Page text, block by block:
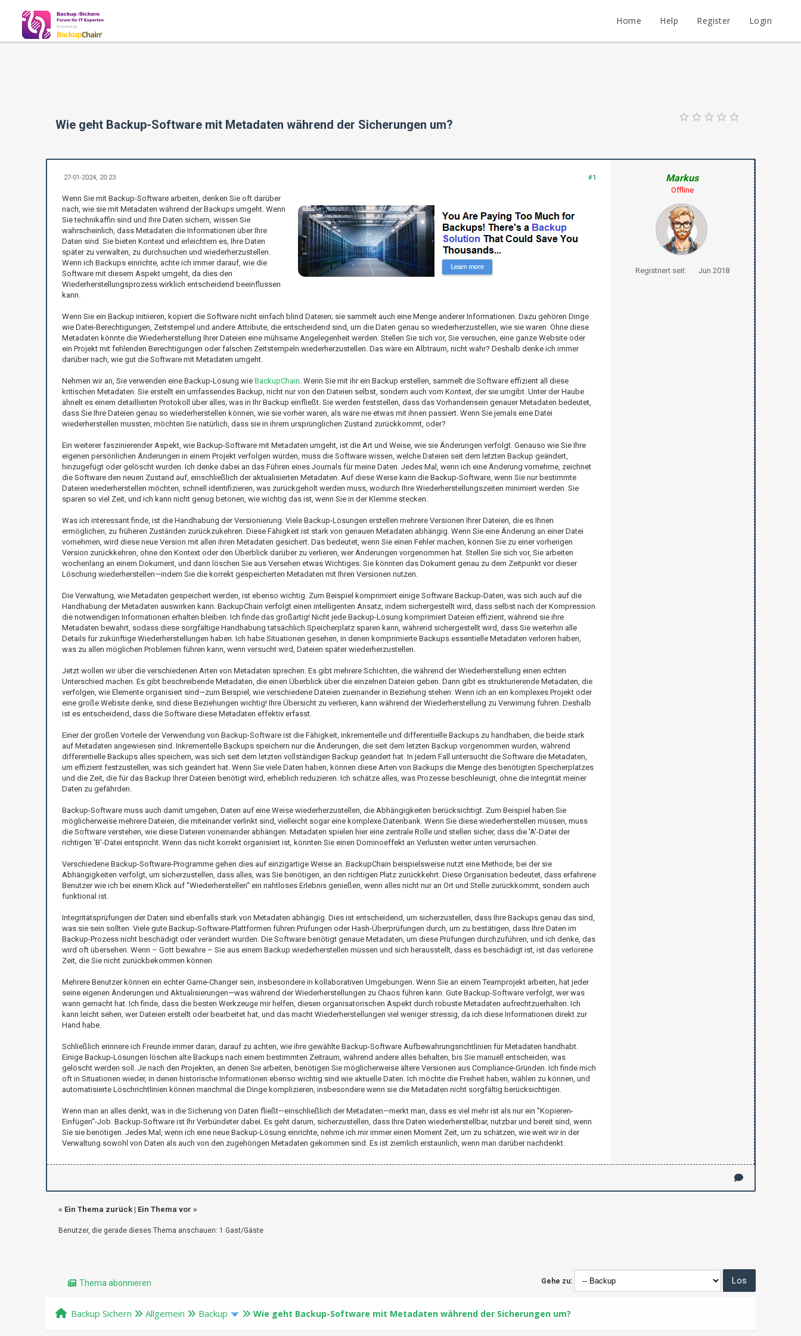
Home Help Register Login
Wie geht Backup-Software mit Metadaten während der Sicherungen um?
#1
27-01-2024, 20:23
Wenn Sie mit Backup-Software arbeiten, denken Sie oft darüber
nach, wie sie mit Metadaten während der Backups umgeht. Wenn
Sie technikaffin sind und Ihre Daten sichern, wissen Sie
wahrscheinlich, dass Metadaten die Informationen über Ihre
Daten sind. Sie bieten Kontext und erleichtern es, Ihre Daten
später zu verwalten, zu durchsuchen und wiederherzustellen.
Wenn ich Backups einrichte, achte ich immer darauf, wie die
Software mit diesem Aspekt umgeht, da dies den
Wiederherstellungsprozess wirklich entscheidend beeinflussen
kann.
Wenn Sie ein Backup initiieren, kopiert die Software nicht einfach blind Dateien; sie sammelt auch eine Menge anderer Informationen. Dazu gehören Dinge
wie Datei-Berechtigungen, Zeitstempel und andere Attribute, die entscheidend sind, um die Daten genau so wiederherzustellen, wie sie waren. Ohne diese
Metadaten könnte die Wiederherstellung Ihrer Dateien eine mühsame Angelegenheit werden. Stellen Sie sich vor, Sie versuchen, eine ganze Website oder
ein Projekt mit fehlenden Berechtigungen oder falschen Zeitstempeln wiederherzustellen. Das wäre ein Albtraum, nicht wahr? Deshalb denke ich immer
darüber nach, wie gut die Software mit Metadaten umgeht.
Nehmen wir an, Sie verwenden eine Backup-Lösung wie BackupChain . Wenn Sie mit ihr ein Backup erstellen, sammelt die Software effizient all diese
kritischen Metadaten. Sie erstellt ein umfassendes Backup, nicht nur von den Dateien selbst, sondern auch vom Kontext, der sie umgibt. Unter der Haube
ähnelt es einem detaillierten Protokoll über alles, was in Ihr Backup einfließt. Sie werden feststellen, dass das Vorhandensein genauer Metadaten bedeutet,
dass Sie Ihre Dateien genau so wiederherstellen können, wie sie vorher waren, als wäre nie etwas mit ihnen passiert. Wenn Sie jemals eine Datei
wiederherstellen mussten, möchten Sie natürlich, dass sie in ihrem ursprünglichen Zustand zurückkommt, oder?
Ein weiterer faszinierender Aspekt, wie Backup-Software mit Metadaten umgeht, ist die Art und Weise, wie sie Änderungen verfolgt. Genauso wie Sie Ihre
eigenen persönlichen Änderungen in einem Projekt verfolgen würden, muss die Software wissen, welche Dateien seit dem letzten Backup geändert,
hinzugefügt oder gelöscht wurden. Ich denke dabei an das Führen eines Journals für meine Daten. Jedes Mal, wenn ich eine Änderung vornehme, zeichnet
die Software den neuen Zustand auf, einschließlich der aktualisierten Metadaten. Auf diese Weise kann die Backup-Software, wenn Sie nur bestimmte
Dateien wiederherstellen möchten, schnell identifizieren, was zurückgeholt werden muss, wodurch Ihre Wiederherstellungszeiten minimiert werden. Sie
sparen so viel Zeit, und ich kann nicht genug betonen, wie wichtig das ist, wenn Sie in der Klemme stecken.
Was ich interessant finde, ist die Handhabung der Versionierung. Viele Backup-Lösungen erstellen mehrere Versionen Ihrer Dateien, die es Ihnen
ermöglichen, zu früheren Zuständen zurückzukehren. Diese Fähigkeit ist stark von genauen Metadaten abhängig. Wenn Sie eine Änderung an einer Datei
vornehmen, wird diese neue Version mit allen ihren Metadaten gesichert. Das bedeutet, wenn Sie einen Fehler machen, können Sie zu einer vorherigen
Version zurückkehren, ohne den Kontext oder den Überblick darüber zu verlieren, wer Änderungen vorgenommen hat. Stellen Sie sich vor, Sie arbeiten
wochenlang an einem Dokument, und dann löschen Sie aus Versehen etwas Wichtiges. Sie könnten das Dokument genau zu dem Zeitpunkt vor dieser
Löschung wiederherstellen—indem Sie die korrekt gespeicherten Metadaten mit Ihren Versionen nutzen.
Die Verwaltung, wie Metadaten gespeichert werden, ist ebenso wichtig. Zum Beispiel komprimiert einige Software Backup-Daten, was sich auch auf die
Handhabung der Metadaten auswirken kann. BackupChain verfolgt einen intelligenten Ansatz, indem sichergestellt wird, dass selbst nach der Kompression
die notwendigen Informationen erhalten bleiben. Ich finde das großartig! Nicht jede Backup-Lösung komprimiert Dateien effizient, während sie ihre
Metadaten bewahrt, sodass diese sorgfältige Handhabung tatsächlich Speicherplatz sparen kann, während sichergestellt wird, dass Sie weiterhin alle
Details für zukünftige Wiederherstellungen haben. Ich habe Situationen gesehen, in denen komprimierte Backups essentielle Metadaten verloren haben,
was zu allen möglichen Problemen führen kann, wenn versucht wird, Dateien später wiederherzustellen.
Jetzt wollen wir über die verschiedenen Arten von Metadaten sprechen. Es gibt mehrere Schichten, die während der Wiederherstellung einen echten
Unterschied machen. Es gibt beschreibende Metadaten, die einen Überblick über die einzelnen Dateien geben. Dann gibt es strukturierende Metadaten, die
verfolgen, wie Elemente organisiert sind—zum Beispiel, wie verschiedene Dateien zueinander in Beziehung stehen. Wenn ich an ein komplexes Projekt oder
eine große Website denke, sind diese Beziehungen wichtig! Ihre Übersicht zu verlieren, kann während der Wiederherstellung zu Verwirrung führen. Deshalb
ist es entscheidend, dass die Software diese Metadaten effektiv erfasst.
Einer der großen Vorteile der Verwendung von Backup-Software ist die Fähigkeit, inkrementelle und differentielle Backups zu handhaben, die beide stark
auf Metadaten angewiesen sind. Inkrementelle Backups speichern nur die Änderungen, die seit dem letzten Backup vorgenommen wurden, während
differentielle Backups alles speichern, was sich seit dem letzten vollständigen Backup geändert hat. In jedem Fall untersucht die Software die Metadaten,
um effizient festzustellen, was sich geändert hat. Wenn Sie viele Daten haben, können diese Arten von Backups die Menge des benötigten Speicherplatzes
und die Zeit, die für das Backup Ihrer Dateien benötigt wird, erheblich reduzieren. Ich schätze alles, was Prozesse beschleunigt, ohne die Integrität meiner
Daten zu gefährden.
Backup-Software muss auch damit umgehen, Daten auf eine Weise wiederherzustellen, die Abhängigkeiten berücksichtigt. Zum Beispiel haben Sie
möglicherweise mehrere Dateien, die miteinander verlinkt sind, vielleicht sogar eine komplexe Datenbank. Wenn Sie diese wiederherstellen müssen, muss
die Software verstehen, wie diese Dateien voneinander abhängen. Metadaten spielen hier eine zentrale Rolle und stellen sicher, dass die 'A'-Datei der
richtigen 'B'-Datei entspricht. Wenn das nicht korrekt organisiert ist, könnten Sie einen Dominoeffekt an Verlusten weiter unten verursachen.
Verschiedene Backup-Software-Programme gehen dies auf einzigartige Weise an. BackupChain beispielsweise nutzt eine Methode, bei der sie
Abhängigkeiten verfolgt, um sicherzustellen, dass alles, was Sie benötigen, an den richtigen Platz zurückkehrt. Diese Organisation bedeutet, dass erfahrene
Benutzer wie ich bei einem Klick auf "Wiederherstellen“ ein nahtloses Erlebnis genießen, wenn alles nicht nur an Ort und Stelle zurückkommt, sondern auch
funktional ist.
Integritätsprüfungen der Daten sind ebenfalls stark von Metadaten abhängig. Dies ist entscheidend, um sicherzustellen, dass Ihre Backups genau das sind,
was sie sein sollten. Viele gute Backup-Software-Plattformen führen Prüfungen oder Hash-Überprüfungen durch, um zu bestätigen, dass Ihre Daten im
Backup-Prozess nicht beschädigt oder verändert wurden. Die Software benötigt genaue Metadaten, um diese Prüfungen durchzuführen, und ich denke, das
wird oft übersehen. Wenn – Gott bewahre – Sie aus einem Backup wiederherstellen müssen und sich herausstellt, dass es beschädigt ist, ist das verlorene
Zeit, die Sie nicht zurückbekommen können.
Mehrere Benutzer können ein echter Game-Changer sein, insbesondere in kollaborativen Umgebungen. Wenn Sie an einem Teamprojekt arbeiten, hat jeder
seine eigenen Änderungen und Aktualisierungen—was während der Wiederherstellungen zu Chaos führen kann. Gute Backup-Software verfolgt, wer was
wann gemacht hat. Ich finde, dass die besten Werkzeuge mir helfen, diesen organisatorischen Aspekt durch robuste Metadaten aufrechtzuerhalten. Ich
kann leicht sehen, wer Dateien erstellt oder bearbeitet hat, und das macht Wiederherstellungen viel weniger stressig, da ich diese Informationen direkt zur
Hand habe.
Schließlich erinnere ich Freunde immer daran, darauf zu achten, wie ihre gewählte Backup-Software Aufbewahrungsrichtlinien für Metadaten handhabt.
Einige Backup-Lösungen löschen alte Backups nach einem bestimmten Zeitraum, während andere alles behalten, bis Sie manuell entscheiden, was
gelöscht werden soll. Je nach den Projekten, an denen Sie arbeiten, benötigen Sie möglicherweise ältere Versionen aus Compliance-Gründen. Ich finde mich
oft in Situationen wieder, in denen historische Informationen ebenso wichtig sind wie aktuelle Daten. Ich möchte die Freiheit haben, wählen zu können, und
automatisierte Löschrichtlinien können manchmal die Dinge komplizieren, insbesondere wenn sie die Metadaten nicht sorgfältig berücksichtigen.
Wenn man an alles denkt, was in die Sicherung von Daten fließt—einschließlich der Metadaten—merkt man, dass es viel mehr ist als nur ein "Kopieren-
Einfügen“-Job. Backup-Software ist Ihr Verbündeter dabei. Es geht darum, sicherzustellen, dass Ihre Daten wiederherstellbar, nutzbar und bereit sind, wenn
Sie sie benötigen. Jedes Mal, wenn ich eine neue Backup-Lösung einrichte, nehme ich mir immer einen Moment Zeit, um zu schätzen, wie weit wir in der
Verwaltung sowohl von Daten als auch von den zugehörigen Metadaten gekommen sind. Es ist ziemlich erstaunlich, wenn man darüber nachdenkt.
Markus
Offline
Registriert seit: Jun 2018
« Ein Thema zurück| Ein Thema vor »
Benutzer, die gerade dieses Thema anschauen: 1 Gast/Gäste
Thema abonnieren Gehe zu:
Backup Sichern Allgemein Backup Wie geht Backup-Software mit Metadaten während der Sicherungen um?